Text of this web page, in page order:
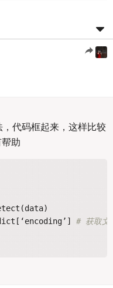
代码框起来，这样比较
助
# 获取文